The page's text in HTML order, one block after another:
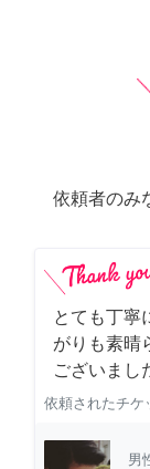
依頼者のみ
とても丁寧
がりも素晴
ございまし
依頼されたチケ
男